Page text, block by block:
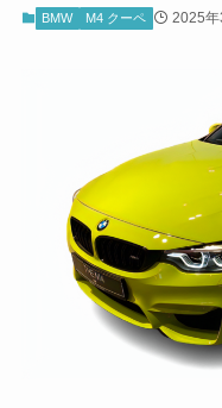
BMW M4 クーペ 2025年